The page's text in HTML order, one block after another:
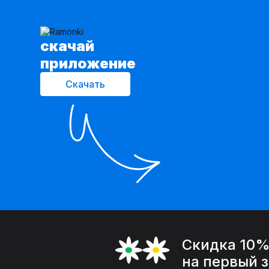
cкачай
приложение
Скачать
Скидка 10%
на первый